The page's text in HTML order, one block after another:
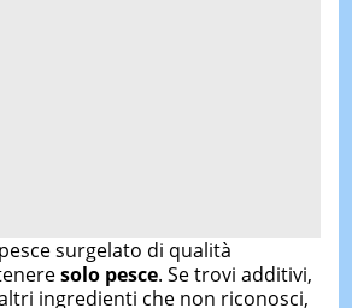
surgelato di qualità
solo pesce. Se trovi additivi,
ingredienti che non riconosci,